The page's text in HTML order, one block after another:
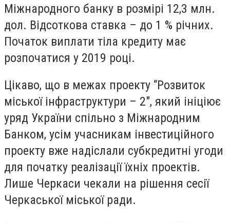
Міжнародного банку в розмірі 12,3 млн.
дол. Відсоткова ставка – до 1 % річних.
Початок виплати тіла кредиту має
розпочатися у 2019 році.
Цікаво, що в межах проекту “Розвиток
міської інфраструктури – 2″, який ініціює
уряд України спільно з Міжнародним
Банком, усім учасникам інвестиційного
проекту вже надіслали субкредитні угоди
для початку реалізації їхніх проектів.
Лише Черкаси чекали на рішення сесії
Черкаської міської ради.